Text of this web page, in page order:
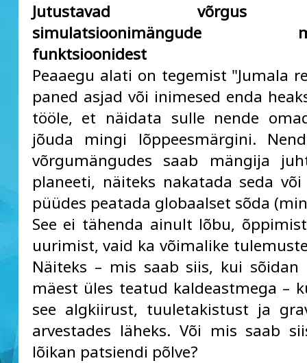
Jutustavad võrgus
simulatsioonimängude
funktsioonidest
Peaaegu alati on tegemist "Jumala
paned asjad või inimesed enda
tööle, et näidata sulle nende
jõuda mingi lõppeesmärgini.
võrgumängudes saab mängija
planeeti, näiteks nakatada seda
püüdes peatada globaalset sõda
See ei tähenda ainult lõbu,
uurimist, vaid ka võimalike
Näiteks – mis saab siis, kui
mäest üles teatud kaldeastmega –
see algkiirust, tuuletakistust ja
arvestades läheks. Või mis saab
lõikan patsiendi põlve?